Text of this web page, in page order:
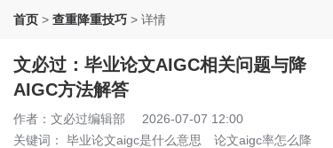
首页 > 查重降重技巧 > 详情
文必过：毕业论文AIGC相关问题与降
AIGC方法解答
作者：文必过编辑部
2026-07-07 12:00
关键词： 毕业论文aigc是什么意思
论文aigc率怎么降